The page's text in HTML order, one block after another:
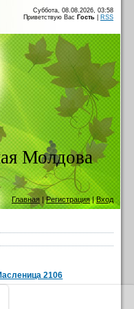
Суббота, 08.08.2026, 03:58
Приветствую Вас Гость RSS
Молдова
Главная |Регистрация|Вход
2106